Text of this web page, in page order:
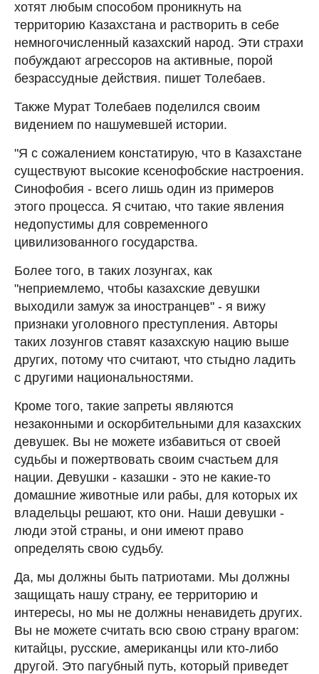
хотят любым способом проникнуть на
территорию Казахстана и растворить в себе
немногочисленный казахский народ. Эти страхи
побуждают агрессоров на активные, порой
безрассудные действия. пишет Толебаев.
Также Мурат Толебаев поделился своим
видением по нашумевшей истории.
"Я с сожалением констатирую, что в Казахстане
существуют высокие ксенофобские настроения.
Синофобия - всего лишь один из примеров
этого процесса. Я считаю, что такие явления
недопустимы для современного
цивилизованного государства.
Более того, в таких лозунгах, как
"неприемлемо, чтобы казахские девушки
выходили замуж за иностранцев" - я вижу
признаки уголовного преступления. Авторы
таких лозунгов ставят казахскую нацию выше
других, потому что считают, что стыдно ладить
с другими национальностями.
Кроме того, такие запреты являются
незаконными и оскорбительными для казахских
девушек. Вы не можете избавиться от своей
судьбы и пожертвовать своим счастьем для
нации. Девушки - казашки - это не какие-то
домашние животные или рабы, для которых их
владельцы решают, кто они. Наши девушки -
люди этой страны, и они имеют право
определять свою судьбу.
Да, мы должны быть патриотами. Мы должны
защищать нашу страну, ее территорию и
интересы, но мы не должны ненавидеть других.
Вы не можете считать всю свою страну врагом:
китайцы, русские, американцы или кто-либо
другой. Это пагубный путь, который приведет